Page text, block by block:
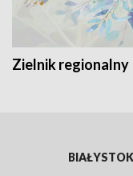
Zielnik regionalny
BIAŁYSTOK